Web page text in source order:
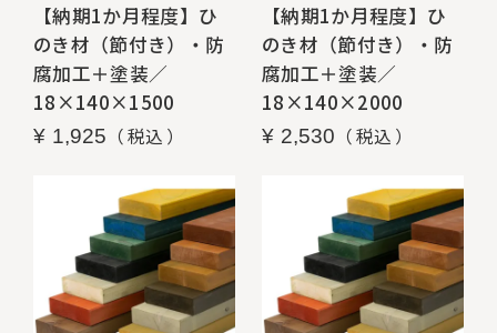
【納期1か月程度】ひ
のき材（節付き）・防
腐加工＋塗装／
18×140×1500
¥ 1,925 税込
【納期1か月程度】ひ
のき材（節付き）・防
腐加工＋塗装／
18×140×2000
¥ 2,530 税込